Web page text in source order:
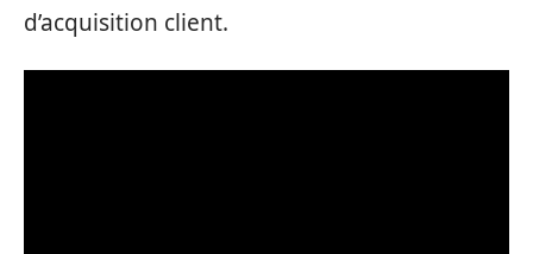
d’acquisition client.